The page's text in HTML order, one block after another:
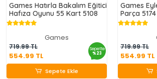
Games Hatırla Bakalım Eğitici
Hafıza Oyunu 55 Kart 5108
Games
719.99 TL
554.99 TL
Sepette
%23
554.99 TL
Sepete Ekle
Sepete Ekle
Games
Parça 5174
719.99 TL
554.99 TL